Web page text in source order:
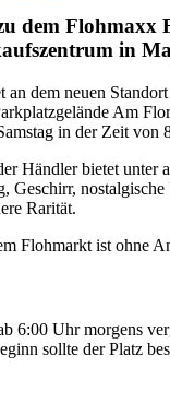
dem Flohmaxx
in
dem neuen
Am
in der Zeit von
Händler bietet unter
Geschirr,
Rarität.
Flohmarkt ist ohne
6:00 Uhr morgens
sollte der Platz